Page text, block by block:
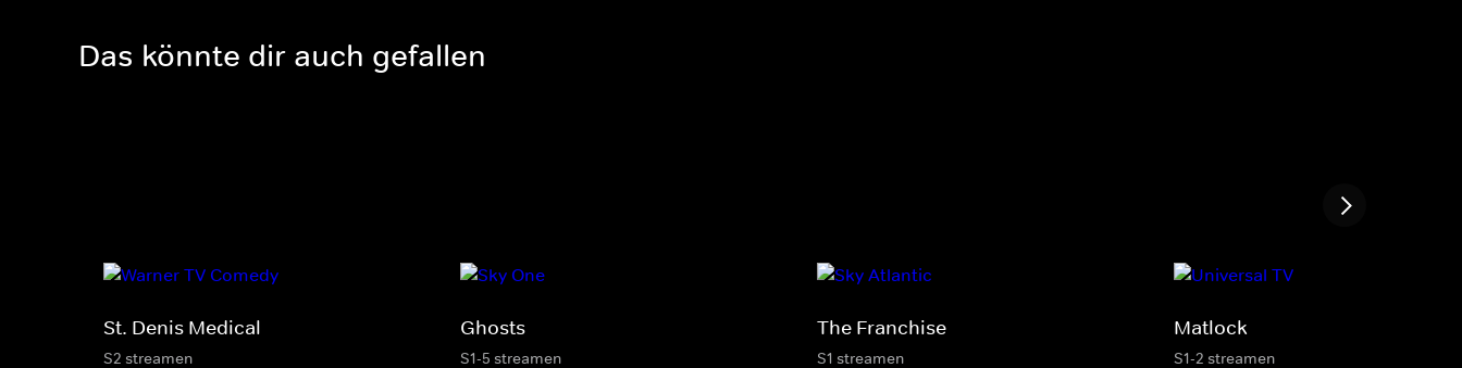
Das könnte dir auch gefallen
St. Denis Medical
S2 streamen
Ghosts
S1-5 streamen
The Franchise
S1 streamen
Matlock
S1-2 streamen